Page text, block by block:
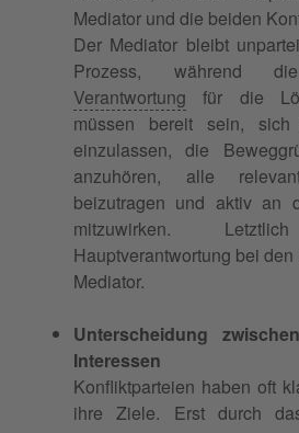
Mediator und die beiden
Der Mediator bleibt
Prozess, während
Verantwortung für die
müssen bereit sein,
einzulassen, die
anzuhören, alle
beizutragen und aktiv an
mitzuwirken.
Hauptverantwortung bei
Mediator.
Unterscheidung
Interessen
Konfliktparteien haben oft
ihre Ziele. Erst durch